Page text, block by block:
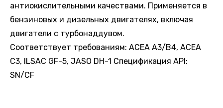
антиокислительными качествами. Применяется в
бензиновых и дизельных двигателях, включая
двигатели с турбонаддувом.
Соответствует требованиям: ACEA A3/В4, ACEA
С3, ILSAC GF-5, JASO DH-1 Спецификация API:
SN/CF